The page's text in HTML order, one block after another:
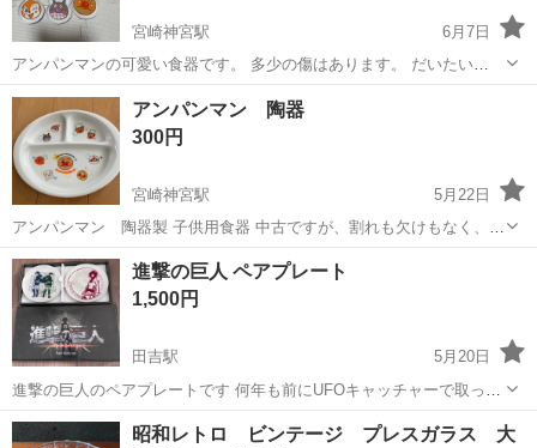
宮崎神宮駅
6月7日
アンパンマンの可愛い食器です。 多少の傷はあります。 だいたい
10cm程の食器達です。 定価2200円
宮崎 宮崎市 宮崎神宮駅 食器
アンパンマン 陶器
300円
宮崎神宮駅
5月22日
アンパンマン 陶器製 子供用食器 中古ですが、割れも欠けもなく、キ
レイな状態です！
宮崎 宮崎市 宮崎神宮駅 食器 アンパンマン
進撃の巨人 ペアプレート
1,500円
田吉駅
5月20日
進撃の巨人のペアプレートです 何年も前にUFOキャッチャーで取った
ものです 未使用ですが状態確認のために開封済みであることご了承く
ださい お支払いは現金のみです
宮崎 宮崎市 田吉駅 食器 進撃の巨人
昭和レトロ ビンテージ プレスガラス 大